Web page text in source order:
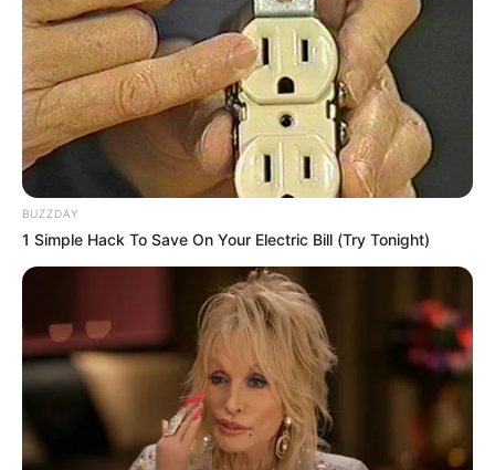
LEA TAMBIÉN
BUZZDAY
1 Simple Hack To Save On Your Electric Bill (Try Tonight)